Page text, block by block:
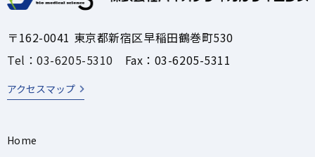
〒162-0041 東京都新宿区早稲田鶴巻町530
Tel：03-6205-5310 Fax：03-6205-5311
アクセスマップ
Home